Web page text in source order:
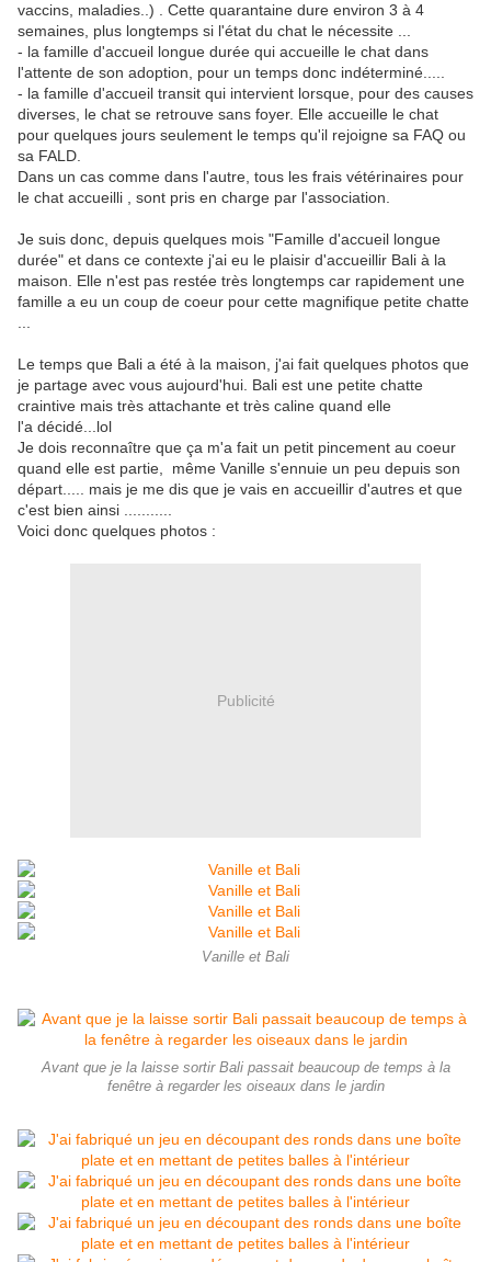
vaccins, maladies..) . Cette quarantaine dure environ 3 à 4
semaines, plus longtemps si l'état du chat le nécessite ...
- la famille d'accueil longue durée qui accueille le chat dans
l'attente de son adoption, pour un temps donc indéterminé.....
- la famille d'accueil transit qui intervient lorsque, pour des causes
diverses, le chat se retrouve sans foyer. Elle accueille le chat
pour quelques jours seulement le temps qu'il rejoigne sa FAQ ou
sa FALD.
Dans un cas comme dans l'autre, tous les frais vétérinaires pour
le chat accueilli , sont pris en charge par l'association.
Je suis donc, depuis quelques mois "Famille d'accueil longue
durée" et dans ce contexte j'ai eu le plaisir d'accueillir Bali à la
maison. Elle n'est pas restée très longtemps car rapidement une
famille a eu un coup de coeur pour cette magnifique petite chatte
Le temps que Bali a été à la maison, j'ai fait quelques photos que
je partage avec vous aujourd'hui. Bali est une petite chatte
craintive mais très attachante et très caline quand elle
l'a décidé...lol
Je dois reconnaître que ça m'a fait un petit pincement au coeur
quand elle est partie, même Vanille s'ennuie un peu depuis son
départ..... mais je me dis que je vais en accueillir d'autres et que
c'est bien ainsi ...........
Voici donc quelques photos :
Publicité
Vanille et Bali
Avant que je la laisse sortir Bali passait beaucoup de temps à la
fenêtre à regarder les oiseaux dans le jardin